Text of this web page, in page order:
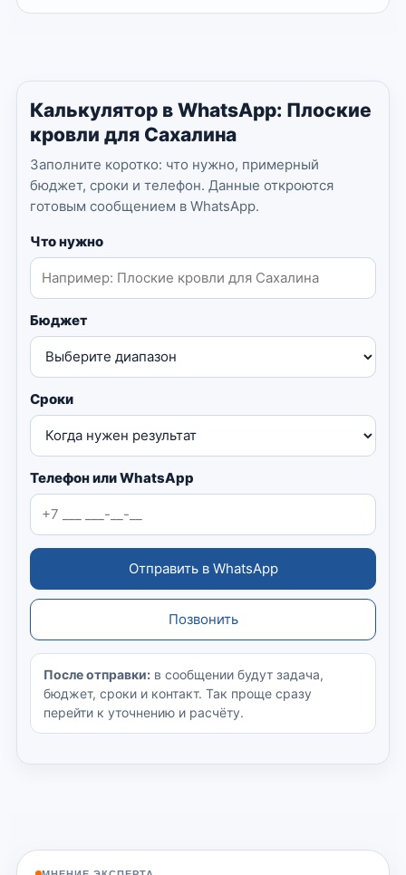
Калькулятор в WhatsApp: Плоские
кровли для Сахалина
Заполните коротко: что нужно, примерный
бюджет, сроки и телефон. Данные откроются
готовым сообщением в WhatsApp.
Что нужно
Бюджет
Сроки
Телефон или WhatsApp
Отправить в WhatsApp
Позвонить
После отправки: в сообщении будут задача,
бюджет, сроки и контакт. Так проще сразу
перейти к уточнению и расчёту.